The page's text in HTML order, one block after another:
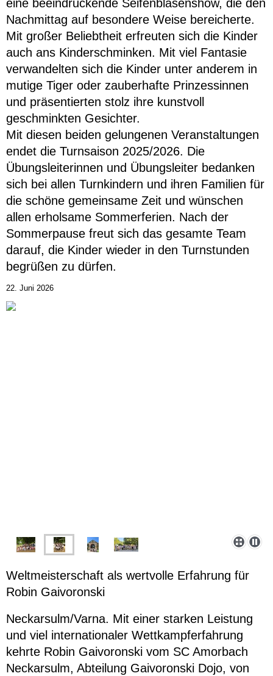
eine beeindruckende Seifenblasenshow, die den
Nachmittag auf besondere Weise bereicherte.
Mit großer Beliebtheit erfreuten sich die Kinder
auch ans Kinderschminken. Mit viel Fantasie
verwandelten sich die Kinder unter anderem in
mutige Tiger oder zauberhafte Prinzessinnen
und präsentierten stolz ihre kunstvoll
geschminkten Gesichter.
Mit diesen beiden gelungenen Veranstaltungen
endet die Turnsaison 2025/2026. Die
Übungsleiterinnen und Übungsleiter bedanken
sich bei allen Turnkindern und ihren Familien für
die schöne gemeinsame Zeit und wünschen
allen erholsame Sommerferien. Nach der
Sommerpause freut sich das gesamte Team
darauf, die Kinder wieder in den Turnstunden
begrüßen zu dürfen.
22. Juni 2026
Weltmeisterschaft als wertvolle Erfahrung für
Robin Gaivoronski
Neckarsulm/Varna. Mit einer starken Leistung
und viel internationaler Wettkampferfahrung
kehrte Robin Gaivoronski vom SC Amorbach
Neckarsulm, Abteilung Gaivoronski Dojo, von